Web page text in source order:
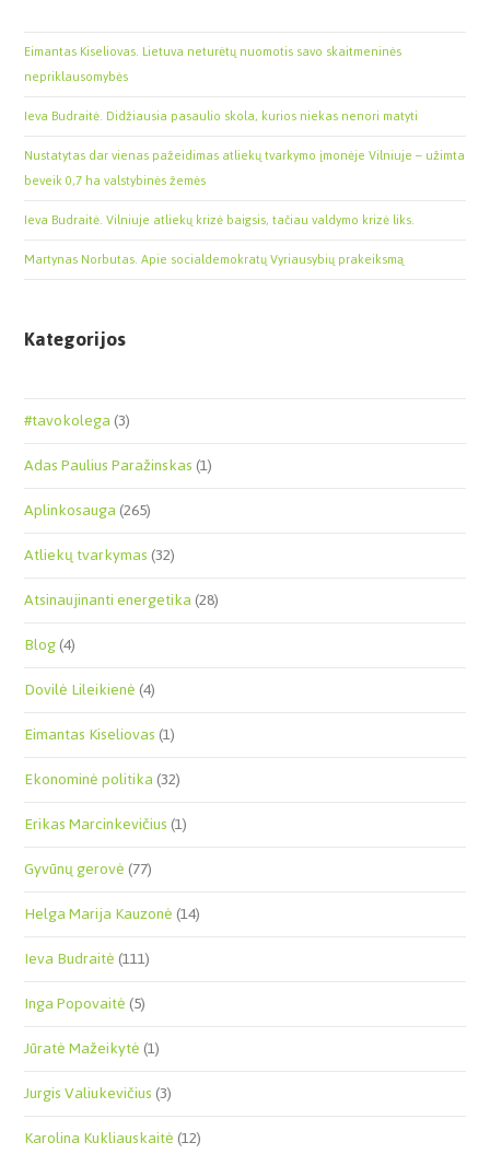
Eimantas Kiseliovas. Lietuva neturėtų nuomotis savo skaitmeninės
nepriklausomybės
Ieva Budraitė. Didžiausia pasaulio skola, kurios niekas nenori matyti
Nustatytas dar vienas pažeidimas atliekų tvarkymo įmonėje Vilniuje – užimta
beveik 0,7 ha valstybinės žemės
Ieva Budraitė. Vilniuje atliekų krizė baigsis, tačiau valdymo krizė liks.
Martynas Norbutas. Apie socialdemokratų Vyriausybių prakeiksmą
Kategorijos
#tavokolega(3)
Adas Paulius Paražinskas(1)
Aplinkosauga(265)
Atliekų tvarkymas(32)
Atsinaujinanti energetika(28)
Blog(4)
Dovilė Lileikienė(4)
Eimantas Kiseliovas(1)
Ekonominė politika(32)
Erikas Marcinkevičius(1)
Gyvūnų gerovė(77)
Helga Marija Kauzonė(14)
Ieva Budraitė(111)
Inga Popovaitė(5)
Jūratė Mažeikytė(1)
Jurgis Valiukevičius(3)
Karolina Kukliauskaitė(12)